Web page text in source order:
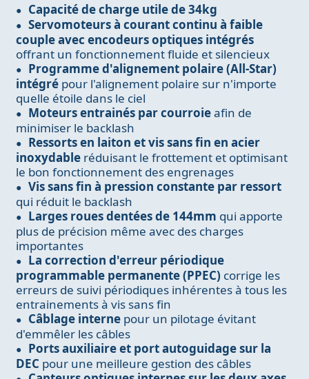
Capacité de charge utile de 34kg
Servomoteurs à courant continu à faible
couple avec encodeurs optiques intégrés
offrant un fonctionnement fluide et silencieux
Programme d'alignement polaire (All-Star)
intégrépour l'alignement polaire sur n'importe
quelle étoile dans le ciel
Moteurs entrainés par courroieafin de
minimiser le backlash
Ressorts en laiton et vis sans fin en acier
inoxydableréduisant le frottement et optimisant
le bon fonctionnement des engrenages
Vis sans fin à pression constante par ressort
qui réduit le backlash
Larges roues dentées de 144mm qui apporte
plus de précision même avec des charges
importantes
La correction d'erreur périodique
programmable permanente (PPEC) corrige les
erreurs de suivi périodiques inhérentes à tous les
entrainements à vis sans fin
Câblage internepour un pilotage évitant
d'emmêler les câbles
Ports auxiliaire et port autoguidage sur la
DEC pour une meilleure gestion des câbles